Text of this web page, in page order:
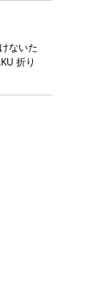
ないた
折り